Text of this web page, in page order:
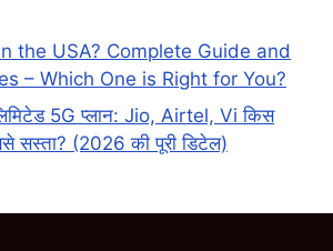
the USA? Complete Guide and
– Which One is Right for You?
5G प्लान: Jio, Airtel, Vi किस
सस्ता? (2026 की पूरी डिटेल)